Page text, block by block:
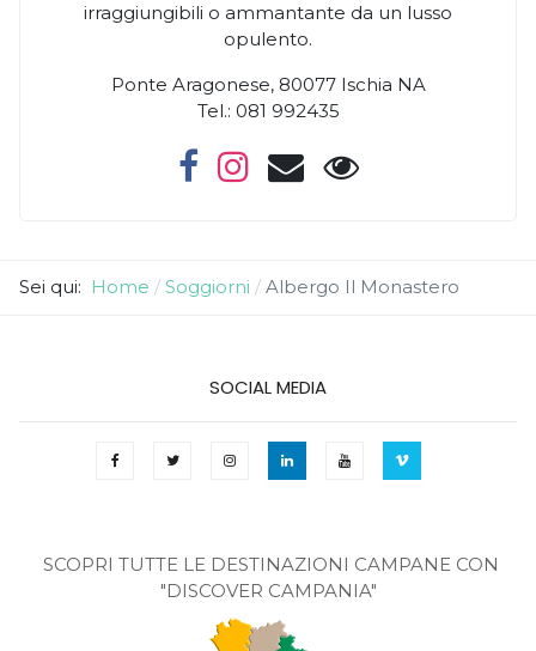
irraggiungibili o ammantante da un lusso
opulento.
Ponte Aragonese, 80077 Ischia NA
Tel.: 081 992435
Sei qui: Home Soggiorni Albergo Il Monastero
SOCIAL MEDIA
SCOPRI TUTTE LE DESTINAZIONI CAMPANE CON
"DISCOVER CAMPANIA"